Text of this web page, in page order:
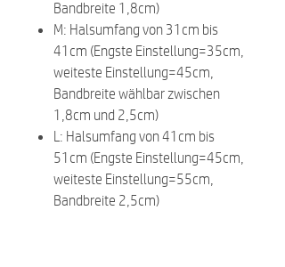
Bandbreite 1,8cm)
M: Halsumfang von 31cm bis
41cm (Engste Einstellung=35cm,
weiteste Einstellung=45cm,
Bandbreite wählbar zwischen
1,8cm und 2,5cm)
L: Halsumfang von 41cm bis
51cm (Engste Einstellung=45cm,
weiteste Einstellung=55cm,
Bandbreite 2,5cm)